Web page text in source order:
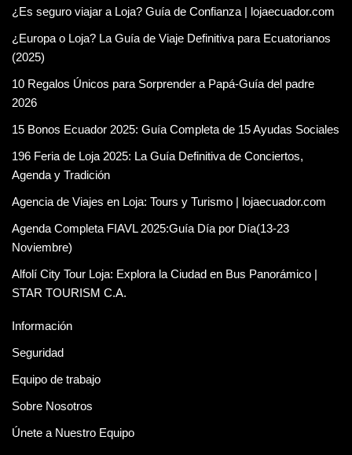
¿Es seguro viajar a Loja? Guía de Confianza | lojaecuador.com
¿Europa o Loja? La Guía de Viaje Definitiva para Ecuatorianos
(2025)
10 Regalos Únicos para Sorprender a Papá-Guía del padre
2026
15 Bonos Ecuador 2025: Guía Completa de 15 Ayudas Sociales
196 Feria de Loja 2025: La Guía Definitiva de Conciertos,
Agenda y Tradición
Agencia de Viajes en Loja: Tours y Turismo | lojaecuador.com
Agenda Completa FIAVL 2025:Guía Día por Día(13-23
Noviembre)
Alfolí City Tour Loja: Explora la Ciudad en Bus Panorámico |
STAR TOURISM C.A.
Información
Seguridad
Equipo de trabajo
Sobre Nosotros
Únete a Nuestro Equipo